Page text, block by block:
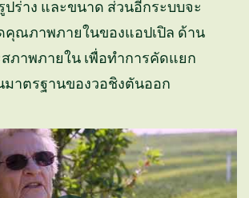
ร่าง และขนาด ส่วนอีกระบบจะ
คุณภาพภายในของแอปเปิล ด้าน
ภาพภายใน เพื่อทำการคัดแยก
มาตรฐานของวอชิงตันออก